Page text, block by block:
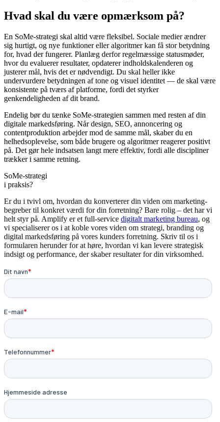
Hvad skal du være opmærksom på?
En SoMe-strategi skal altid være fleksibel. Sociale medier ændrer
sig hurtigt, og nye funktioner eller algoritmer kan få stor betydning
for, hvad der fungerer. Planlæg derfor regelmæssige statusmøder,
hvor du evaluerer resultater, opdaterer indholdskalenderen og
justerer mål, hvis det er nødvendigt. Du skal heller ikke
undervurdere betydningen af tone og visuel identitet — de skal være
konsistente på tværs af platforme, fordi det styrker
genkendeligheden af dit brand.
Endelig bør du tænke SoMe-strategien sammen med resten af din
digitale markedsføring. Når design, SEO, annoncering og
contentproduktion arbejder mod de samme mål, skaber du en
helhedsoplevelse, som både brugere og algoritmer reagerer positivt
på. Det gør hele indsatsen langt mere effektiv, fordi alle discipliner
trækker i samme retning.
SoMe-strategi
i praksis?
Er du i tvivl om, hvordan du konverterer din viden om marketing-
begreber til konkret værdi for din forretning? Bare rolig – det har vi
helt styr på. Amplify er et full-service digitalt marketing bureau, og
vi specialiserer os i at koble vores viden om strategi, branding og
digital markedsføring på vores kunders forretning. Skriv til os i
formularen herunder for at høre, hvordan vi kan levere strategisk
indsigt og performance, der skaber resultater for din virksomhed.